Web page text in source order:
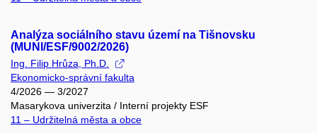
Analýza sociálního stavu území na Tišnovsku
(MUNI/ESF/9002/2026)
Ing. Filip Hrůza, Ph.D.
Ekonomicko-správní fakulta
4/2026 — 3/2027
Masarykova univerzita / Interní projekty ESF
11 – Udržitelná města a obce